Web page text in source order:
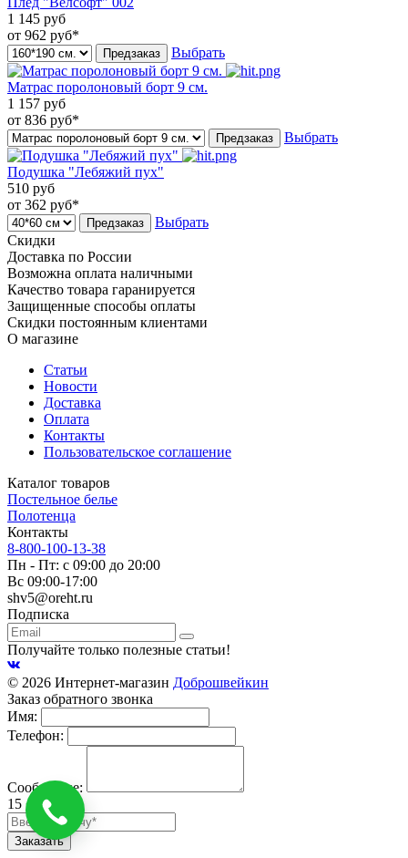
1 145 руб
от 962 руб*
Предзаказ Выбрать
Матрас поролоновый борт 9 см.
1 157 руб
от 836 руб*
Предзаказ Выбрать
Подушка "Лебяжий пух"
510 руб
от 362 руб*
Предзаказ
Выбрать
Скидки
Доставка по России
Возможна оплата наличными
Качество товара гаранируется
Защищенные способы оплаты
Скидки постоянным клиентами
О магазине
Статьи
Новости
Доставка
Оплата
Контакты
Пользовательское соглашение
Каталог товаров
Постельное белье
Полотенца
Контакты
8-800-100-13-38
Пн - Пт: с 09:00 до 20:00
Вс 09:00-17:00
shv5@oreht.ru
Подписка
Получайте только полезные статьи!
© 2026 Интернет-магазин Доброшвейкин
Заказ обратного звонка
Имя:
Телефон:
Сообщение:
15 + ? = 18